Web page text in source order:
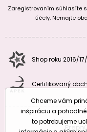
Zaregistrovaním súhlasíte s
účely. Nemajte
Shop roku 2016/
Certifikovaný
Chceme vám
inšpiráciu a
to potrebujeme